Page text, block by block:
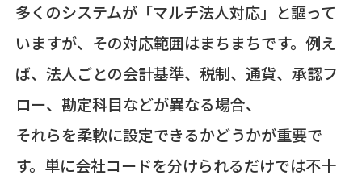
多くのシステムが「マルチ法人対応」と謳って
いますが、その対応範囲はまちまちです。例え
ば、法人ごとの会計基準、税制、通貨、承認フ
ロー、勘定科目などが異なる場合、
それらを柔軟に設定できるかどうかが重要で
す。単に会社コードを分けられるだけでは不十